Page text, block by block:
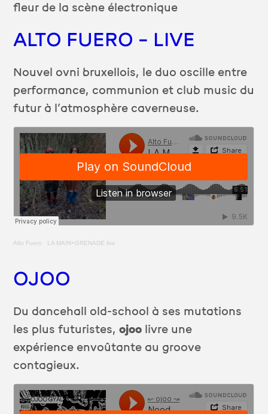
fleur de la scène électronique
ALTO FUERO – LIVE
Nouvel ovni bruxellois, le duo oscille entre
performance, communion et club music du
futur à l’atmosphère caverneuse.
Alto Fuero · LA MAIN+GRENADE live
OJOO
Du dancehall old-school à ses mutations
les plus futuristes,ojoo livre une
expérience envoûtante au groove
contagieux.